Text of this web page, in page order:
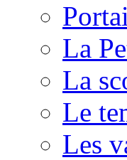
La
La
Le
Les